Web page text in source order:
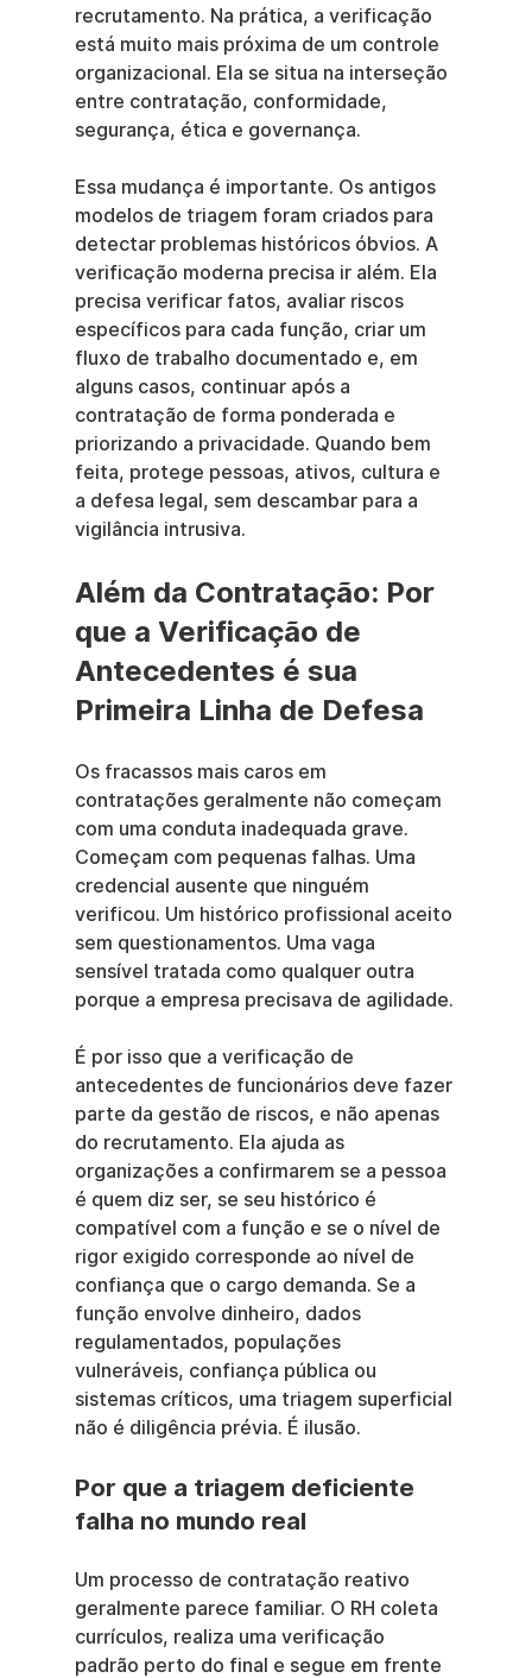
recrutamento. Na prática, a verificação
está muito mais próxima de um controle
organizacional. Ela se situa na interseção
entre contratação, conformidade,
segurança, ética e governança.
Essa mudança é importante. Os antigos
modelos de triagem foram criados para
detectar problemas históricos óbvios. A
verificação moderna precisa ir além. Ela
precisa verificar fatos, avaliar riscos
específicos para cada função, criar um
fluxo de trabalho documentado e, em
alguns casos, continuar após a
contratação de forma ponderada e
priorizando a privacidade. Quando bem
feita, protege pessoas, ativos, cultura e
a defesa legal, sem descambar para a
vigilância intrusiva.
Além da Contratação: Por
que a Verificação de
Antecedentes é sua
Primeira Linha de Defesa
Os fracassos mais caros em
contratações geralmente não começam
com uma conduta inadequada grave.
Começam com pequenas falhas. Uma
credencial ausente que ninguém
verificou. Um histórico profissional aceito
sem questionamentos. Uma vaga
sensível tratada como qualquer outra
porque a empresa precisava de agilidade.
É por isso que a verificação de
antecedentes de funcionários deve fazer
parte da gestão de riscos, e não apenas
do recrutamento. Ela ajuda as
organizações a confirmarem se a pessoa
é quem diz ser, se seu histórico é
compatível com a função e se o nível de
rigor exigido corresponde ao nível de
confiança que o cargo demanda. Se a
função envolve dinheiro, dados
regulamentados, populações
vulneráveis, confiança pública ou
sistemas críticos, uma triagem superficial
não é diligência prévia. É ilusão.
Por que a triagem deficiente
falha no mundo real
Um processo de contratação reativo
geralmente parece familiar. O RH coleta
currículos, realiza uma verificação
padrão perto do final e segue em frente